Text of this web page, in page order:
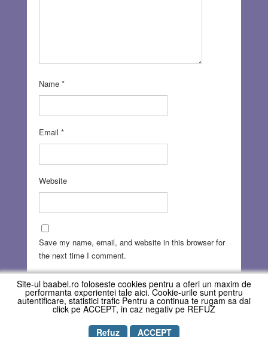
Name *
Email *
Website
Save my name, email, and website in this browser for
the next time I comment.
Site-ul baabel.ro foloseste cookies pentru a oferi un maxim de
performanta experientei tale aici. Cookie-urile sunt pentru
autentificare, statistici trafic Pentru a continua te rugam sa dai
click pe ACCEPT, in caz negativ pe REFUZ
Refuz
ACCEPT